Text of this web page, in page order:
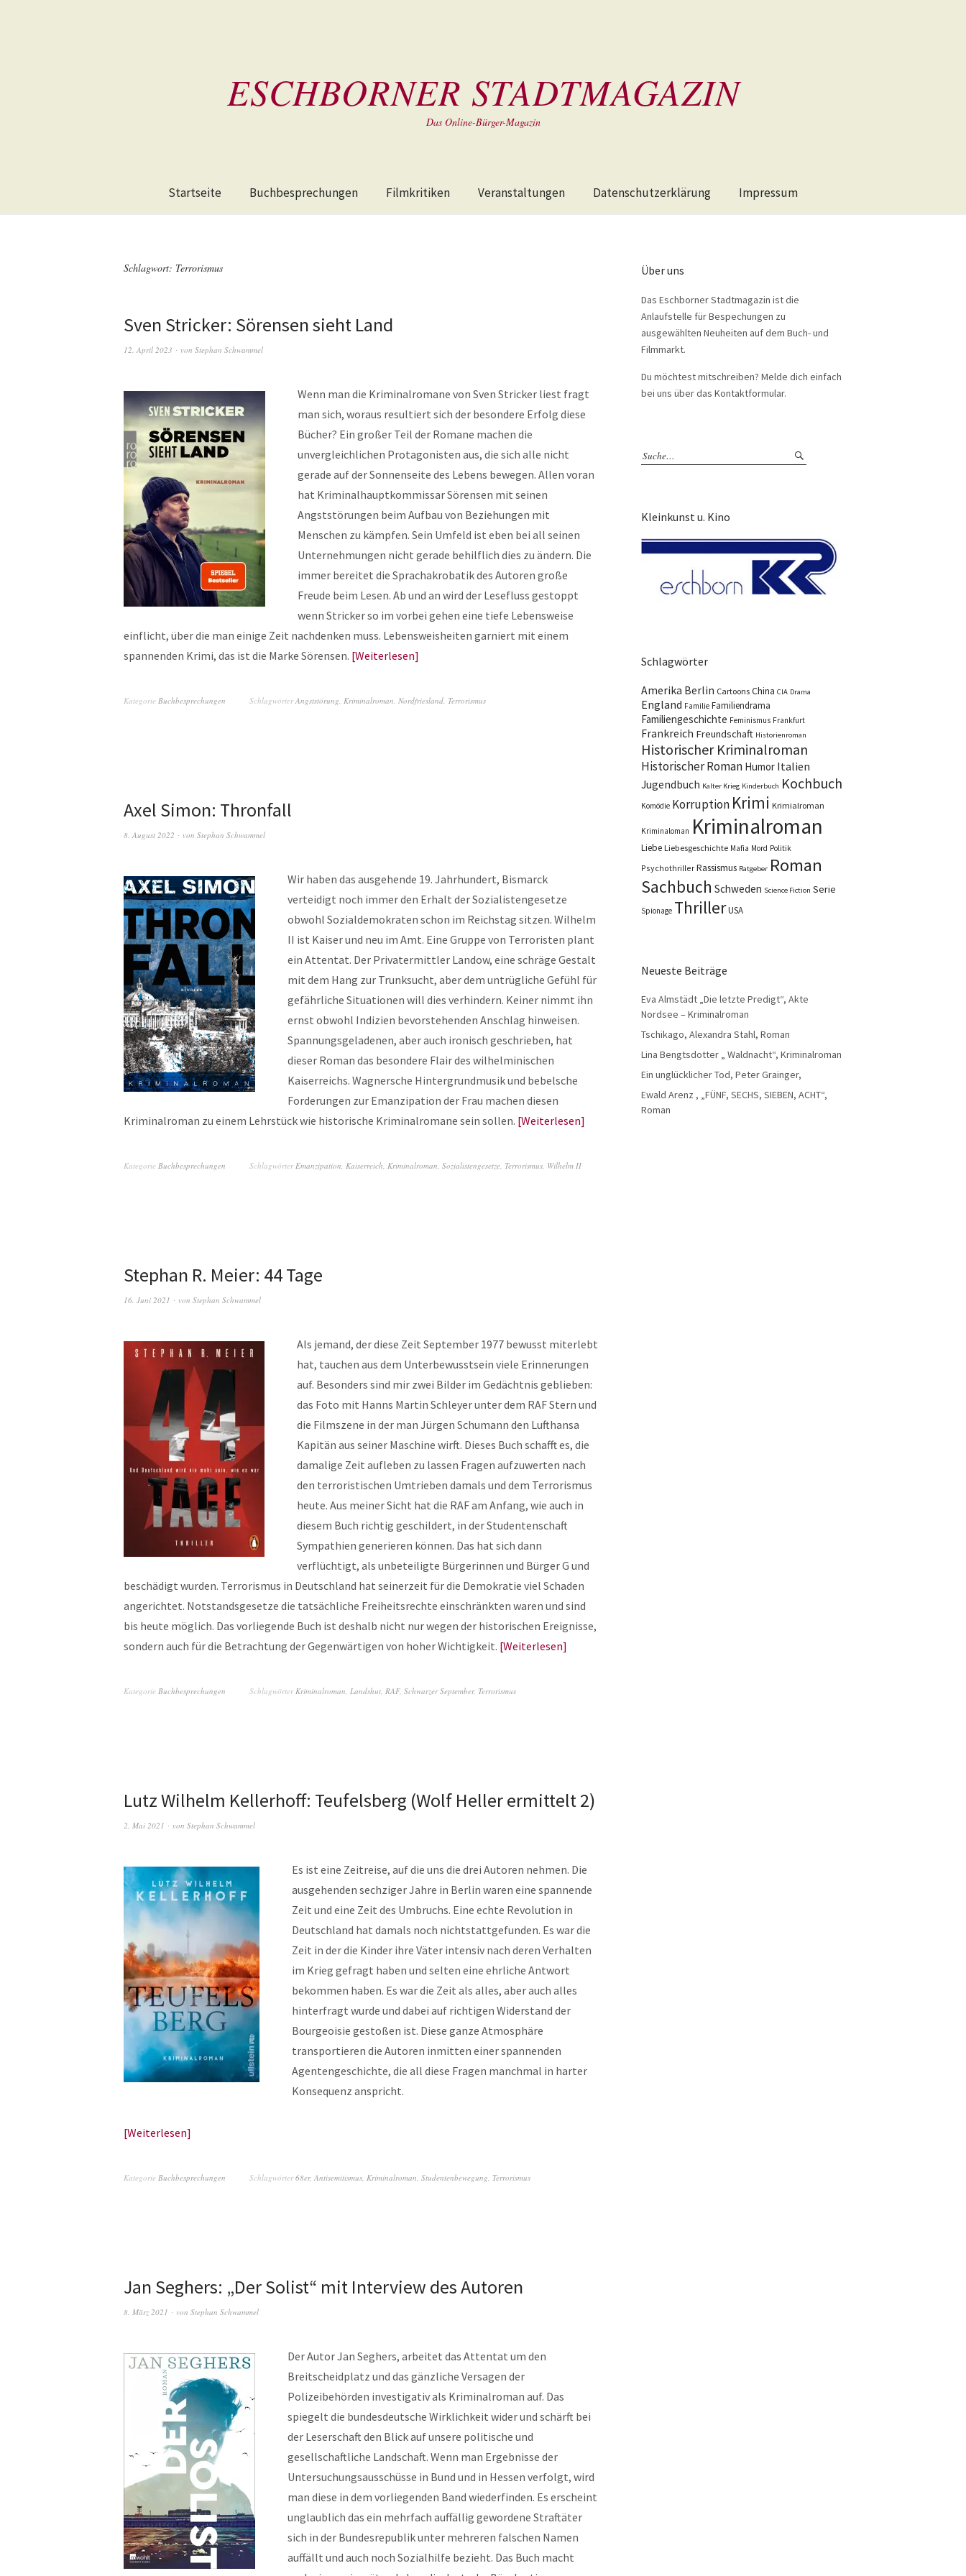
ESCHBORNER STADTMAGAZIN
Das Online-Bürger-Magazin
Startseite Buchbesprechungen Filmkritiken Veranstaltungen Datenschutzerklärung Impressum
Schlagwort: Terrorismus
Sven Stricker: Sörensen sieht Land
12. April 2023 von Stephan Schwammel
Wenn man die Kriminalromane von Sven Stricker liest fragt
man sich, woraus resultiert sich der besondere Erfolg diese
Bücher? Ein großer Teil der Romane machen die
unvergleichlichen Protagonisten aus, die sich alle nicht
gerade auf der Sonnenseite des Lebens bewegen. Allen voran
hat Kriminalhauptkommissar Sörensen mit seinen
Angststörungen beim Aufbau von Beziehungen mit
Menschen zu kämpfen. Sein Umfeld ist eben bei all seinen
Unternehmungen nicht gerade behilflich dies zu ändern. Die
immer bereitet die Sprachakrobatik des Autoren große
Freude beim Lesen. Ab und an wird der Lesefluss gestoppt
wenn Stricker so im vorbei gehen eine tiefe Lebensweise
einflicht, über die man einige Zeit nachdenken muss. Lebensweisheiten garniert mit einem
spannenden Krimi, das ist die Marke Sörensen. Weiterlesen
Kategorie Buchbesprechungen SchlagwörterAngststörung, Kriminalroman, Nordfriesland, Terrorismus
Axel Simon: Thronfall
8. August 2022 von Stephan Schwammel
Wir haben das ausgehende 19. Jahrhundert, Bismarck
verteidigt noch immer den Erhalt der Sozialistengesetze
obwohl Sozialdemokraten schon im Reichstag sitzen. Wilhelm
II ist Kaiser und neu im Amt. Eine Gruppe von Terroristen plant
ein Attentat. Der Privatermittler Landow, eine schräge Gestalt
mit dem Hang zur Trunksucht, aber dem untrügliche Gefühl für
gefährliche Situationen will dies verhindern. Keiner nimmt ihn
ernst obwohl Indizien bevorstehenden Anschlag hinweisen.
Spannungsgeladenen, aber auch ironisch geschrieben, hat
dieser Roman das besondere Flair des wilhelminischen
Kaiserreichs. Wagnersche Hintergrundmusik und bebelsche
Forderungen zur Emanzipation der Frau machen diesen
Kriminalroman zu einem Lehrstück wie historische Kriminalromane sein sollen. Weiterlesen
Kategorie Buchbesprechungen SchlagwörterEmanzipation, Kaiserreich, Kriminalroman, Sozialistengesetze, Terrorismus, Wilhelm II
Stephan R. Meier: 44 Tage
16. Juni 2021 von Stephan Schwammel
Als jemand, der diese Zeit September 1977 bewusst miterlebt
hat, tauchen aus dem Unterbewusstsein viele Erinnerungen
auf. Besonders sind mir zwei Bilder im Gedächtnis geblieben:
das Foto mit Hanns Martin Schleyer unter dem RAF Stern und
die Filmszene in der man Jürgen Schumann den Lufthansa
Kapitän aus seiner Maschine wirft. Dieses Buch schafft es, die
damalige Zeit aufleben zu lassen Fragen aufzuwerten nach
den terroristischen Umtrieben damals und dem Terrorismus
heute. Aus meiner Sicht hat die RAF am Anfang, wie auch in
diesem Buch richtig geschildert, in der Studentenschaft
Sympathien generieren können. Das hat sich dann
verflüchtigt, als unbeteiligte Bürgerinnen und Bürger G und
beschädigt wurden. Terrorismus in Deutschland hat seinerzeit für die Demokratie viel Schaden
angerichtet. Notstandsgesetze die tatsächliche Freiheitsrechte einschränkten waren und sind
bis heute möglich. Das vorliegende Buch ist deshalb nicht nur wegen der historischen Ereignisse,
sondern auch für die Betrachtung der Gegenwärtigen von hoher Wichtigkeit. Weiterlesen
Kategorie Buchbesprechungen SchlagwörterKriminalroman, Landshut, RAF, Schwarzer September, Terrorismus
Lutz Wilhelm Kellerhoff: Teufelsberg (Wolf Heller ermittelt 2)
2. Mai 2021 von Stephan Schwammel
Es ist eine Zeitreise, auf die uns die drei Autoren nehmen. Die
ausgehenden sechziger Jahre in Berlin waren eine spannende
Zeit und eine Zeit des Umbruchs. Eine echte Revolution in
Deutschland hat damals noch nichtstattgefunden. Es war die
Zeit in der die Kinder ihre Väter intensiv nach deren Verhalten
im Krieg gefragt haben und selten eine ehrliche Antwort
bekommen haben. Es war die Zeit als alles, aber auch alles
hinterfragt wurde und dabei auf richtigen Widerstand der
Bourgeoisie gestoßen ist. Diese ganze Atmosphäre
transportieren die Autoren inmitten einer spannenden
Agentengeschichte, die all diese Fragen manchmal in harter
Konsequenz anspricht.
Weiterlesen
Kategorie Buchbesprechungen Schlagwörter68er, Antisemitismus, Kriminalroman, Studentenbewegung, Terrorismus
Jan Seghers: „Der Solist“ mit Interview des Autoren
8. März 2021 von Stephan Schwammel
Der Autor Jan Seghers, arbeitet das Attentat um den
Breitscheidplatz und das gänzliche Versagen der
Polizeibehörden investigativ als Kriminalroman auf. Das
spiegelt die bundesdeutsche Wirklichkeit wider und schärft bei
der Leserschaft den Blick auf unsere politische und
gesellschaftliche Landschaft. Wenn man Ergebnisse der
Untersuchungsausschüsse in Bund und in Hessen verfolgt, wird
man diese in dem vorliegenden Band wiederfinden. Es erscheint
unglaublich das ein mehrfach auffällig gewordene Straftäter
sich in der Bundesrepublik unter mehreren falschen Namen
auffällt und auch noch Sozialhilfe bezieht. Das Buch macht
Über uns
Das Eschborner Stadtmagazin ist die
Anlaufstelle für Bespechungen zu
ausgewählten Neuheiten auf dem Buch- und
Filmmarkt.
Du möchtest mitschreiben? Melde dich einfach
bei uns über das Kontaktformular.
Kleinkunst u. Kino
Schlagwörter
Amerika Berlin Cartoons China CIA Drama
England Familie Familiendrama
Familiengeschichte Feminismus Frankfurt
Frankreich Freundschaft Historienroman
Historischer Kriminalroman
Historischer Roman Humor Italien
Jugendbuch Kalter Krieg Kinderbuch Kochbuch
Komödie Korruption Krimi Krimialroman
Kriminaloman Kriminalroman
Liebe Liebesgeschichte Mafia Mord Politik
Psychothriller Rassismus Ratgeber Roman
Sachbuch Schweden Science Fiction Serie
Spionage ThrillerUSA
Neueste Beiträge
Eva Almstädt „Die letzte Predigt“, Akte
Nordsee – Kriminalroman
Tschikago, Alexandra Stahl, Roman
Lina Bengtsdotter „ Waldnacht“, Kriminalroman
Ein unglücklicher Tod, Peter Grainger,
Ewald Arenz , „FÜNF, SECHS, SIEBEN, ACHT“,
Roman